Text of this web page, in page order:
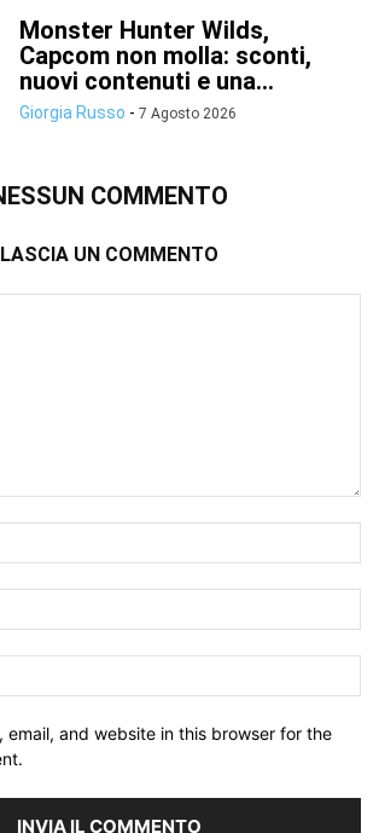
Monster Hunter Wilds,
Capcom non molla: sconti,
nuovi contenuti e una...
Giorgia Russo - 7 Agosto 2026
COMMENTO
LASCIA UN COMMENTO
email, and website in this browser for the